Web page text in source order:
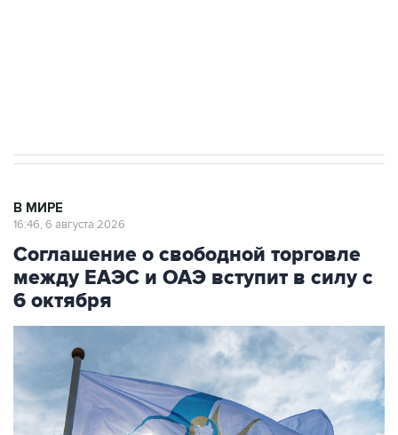
В МИРЕ
16:46, 6 августа 2026
Соглашение о свободной торговле
между ЕАЭС и ОАЭ вступит в силу с
6 октября